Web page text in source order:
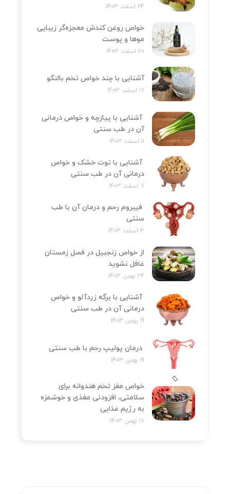
24 اسفند 1403
خواص روغن کندش معجزه‌‌گر زیبایی
موها و پوست
20 اسفند 1403
آشنایی با چند خواص تخم بالنگو
17 اسفند 1403
آشنایی با پیازچه و خواص درمانی
آن در طب سنتی
11 اسفند 1403
آشنایی با توت خشک و خواص
درمانی آن در طب سنتی
7 اسفند 1403
فیبروم رحم و درمان آن با طب
سنتی
3 اسفند 1403
از خواص زنجبیل در فصل زمستان
غافل نشوید
24 بهمن 1403
آشنایی با برگه زردآلو و خواص
درمانی آن در طب سنتی
19 بهمن 1403
درمان پولیپ رحم با طب سنتی
19 بهمن 1403
خواص مغز تخم هندوانه برای
سلامتی، افزودنی مغذی و خوشمزه
به رژیم غذایی
17 بهمن 1403